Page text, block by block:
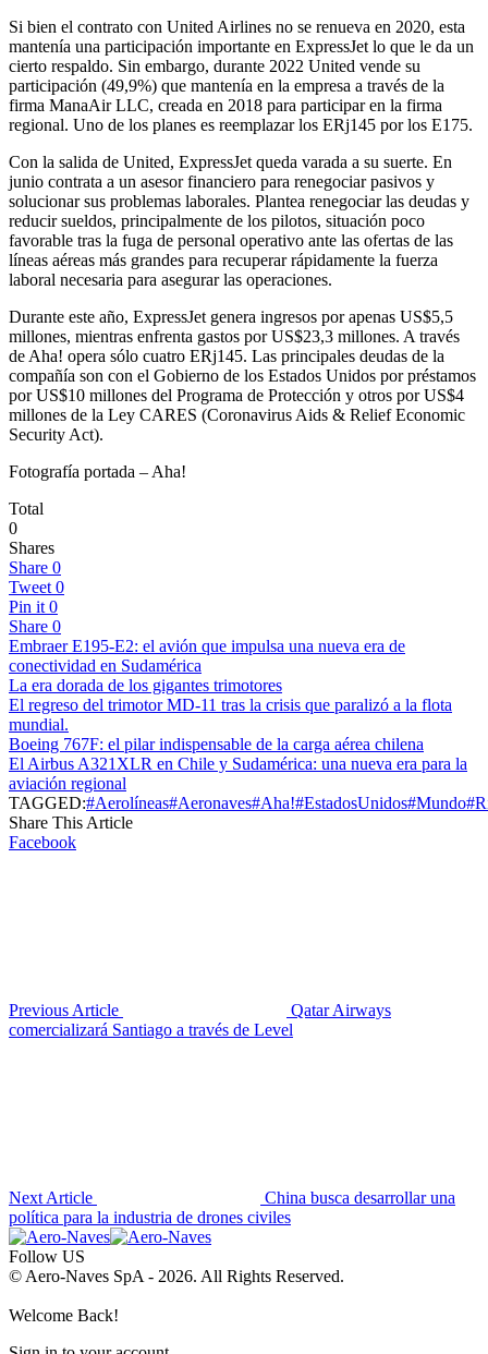
Si bien el contrato con United Airlines no se renueva en 2020, esta
mantenía una participación importante en ExpressJet lo que le da un
cierto respaldo. Sin embargo, durante 2022 United vende su
participación (49,9%) que mantenía en la empresa a través de la
firma ManaAir LLC, creada en 2018 para participar en la firma
regional. Uno de los planes es reemplazar los ERj145 por los E175.
Con la salida de United, ExpressJet queda varada a su suerte. En
junio contrata a un asesor financiero para renegociar pasivos y
solucionar sus problemas laborales. Plantea renegociar las deudas y
reducir sueldos, principalmente de los pilotos, situación poco
favorable tras la fuga de personal operativo ante las ofertas de las
líneas aéreas más grandes para recuperar rápidamente la fuerza
laboral necesaria para asegurar las operaciones.
Durante este año, ExpressJet genera ingresos por apenas US$5,5
millones, mientras enfrenta gastos por US$23,3 millones. A través
de Aha! opera sólo cuatro ERj145. Las principales deudas de la
compañía son con el Gobierno de los Estados Unidos por préstamos
por US$10 millones del Programa de Protección y otros por US$4
millones de la Ley CARES (Coronavirus Aids & Relief Economic
Security Act).
Fotografía portada – Aha!
Total
0
Shares
Share 0
Tweet 0
Pin it 0
Share 0
Embraer E195-E2: el avión que impulsa una nueva era de
conectividad en Sudamérica
La era dorada de los gigantes trimotores
El regreso del trimotor MD-11 tras la crisis que paralizó a la flota
mundial.
Boeing 767F: el pilar indispensable de la carga aérea chilena
El Airbus A321XLR en Chile y Sudamérica: una nueva era para la
aviación regional
TAGGED:#Aerolíneas#Aeronaves#Aha!#EstadosUnidos#Mundo
Share This Article
Facebook
Previous Article
Qatar Airways
comercializará Santiago a través de Level
Next Article
China busca desarrollar una
política para la industria de drones civiles
Follow US
© Aero-Naves SpA - 2026. All Rights Reserved.
Welcome Back!